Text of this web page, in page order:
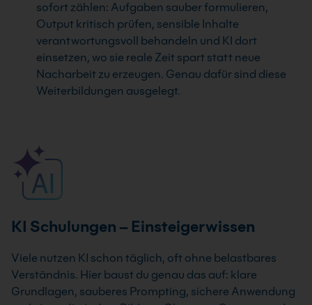
sofort zählen: Aufgaben sauber formulieren,
Output kritisch prüfen, sensible Inhalte
verantwortungsvoll behandeln und KI dort
einsetzen, wo sie reale Zeit spart statt neue
Nacharbeit zu erzeugen. Genau dafür sind diese
Weiterbildungen ausgelegt.
KI Schulungen – Einsteigerwissen
Viele nutzen KI schon täglich, oft ohne belastbares
Verständnis. Hier baust du genau das auf: klare
Grundlagen, sauberes Prompting, sichere Anwendung